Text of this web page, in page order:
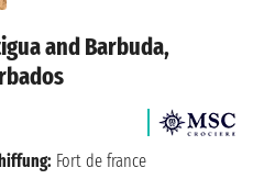
and Barbuda,
Fort de france